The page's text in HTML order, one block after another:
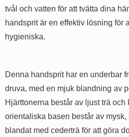
tvål och vatten för att tvätta dina
handsprit är en effektiv lösning för
hygieniska.
Denna handsprit har en underbar
druva, med en mjuk blandning av
Hjärttonerna består av ljust trä och
orientaliska basen består av
blandat med cederträ för att göra